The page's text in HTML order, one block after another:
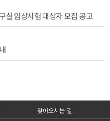
실 임상시험 대상자 모집 공고
찾아오시는 길